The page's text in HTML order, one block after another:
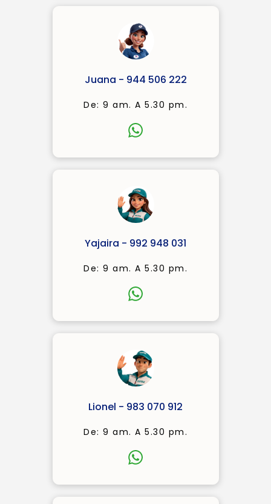
Juana - 944 506 222
De: 9 am. A 5.30 pm.
Yajaira - 992 948 031
De: 9 am. A 5.30 pm.
Lionel - 983 070 912
De: 9 am. A 5.30 pm.